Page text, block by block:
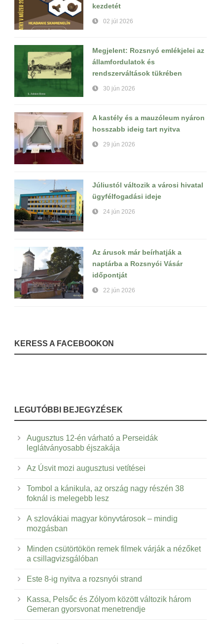
kezdetét
02 júl 2026
Megjelent: Rozsnyó emlékjelei az
államfordulatok és
rendszerváltások tükrében
30 jún 2026
A kastély és a mauzóleum nyáron
hosszabb ideig tart nyitva
29 jún 2026
Júliustól változik a városi hivatal
ügyfélfogadási ideje
24 jún 2026
Az árusok már beírhatják a
naptárba a Rozsnyói Vásár
időpontját
22 jún 2026
KERESS A FACEBOOKON
LEGUTÓBBI BEJEGYZÉSEK
Augusztus 12-én várható a Perseidák
leglátványosabb éjszakája
Az Úsvit mozi augusztusi vetítései
Tombol a kánikula, az ország nagy részén 38
foknál is melegebb lesz
A szlovákiai magyar könyvtárosok – mindig
mozgásban
Minden csütörtökön remek filmek várják a nézőket
a csillagvizsgálóban
Este 8-ig nyitva a rozsnyói strand
Kassa, Pelsőc és Zólyom között változik három
Gemeran gyorsvonat menetrendje